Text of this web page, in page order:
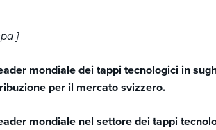
]
mondiale dei tappi tecnologici in
per il mercato svizzero.
mondiale nel settore dei tappi